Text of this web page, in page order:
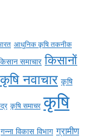
आधुनिक कृषि तकनीक
समाचार किसानों
कृषि नवाचार कृषि
कृषि समाचर कृषि
गन्ना विकास विभाग ग्रामीण